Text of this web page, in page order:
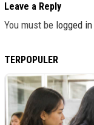
Leave a Reply
You must be logged in
TERPOPULER